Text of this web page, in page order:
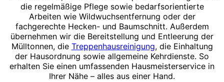
die regelmäßige Pflege sowie bedarfsorientierte
Arbeiten wie Wildwuchsentfernung oder der
fachgerechte Hecken- und Baumschnitt. Außerdem
übernehmen wir die Bereitstellung und Entleerung der
Mülltonnen, die Treppenhausreinigung, die Einhaltung
der Hausordnung sowie allgemeine Kehrdienste. So
erhalten Sie einen umfassenden Hausmeisterservice in
Ihrer Nähe – alles aus einer Hand.